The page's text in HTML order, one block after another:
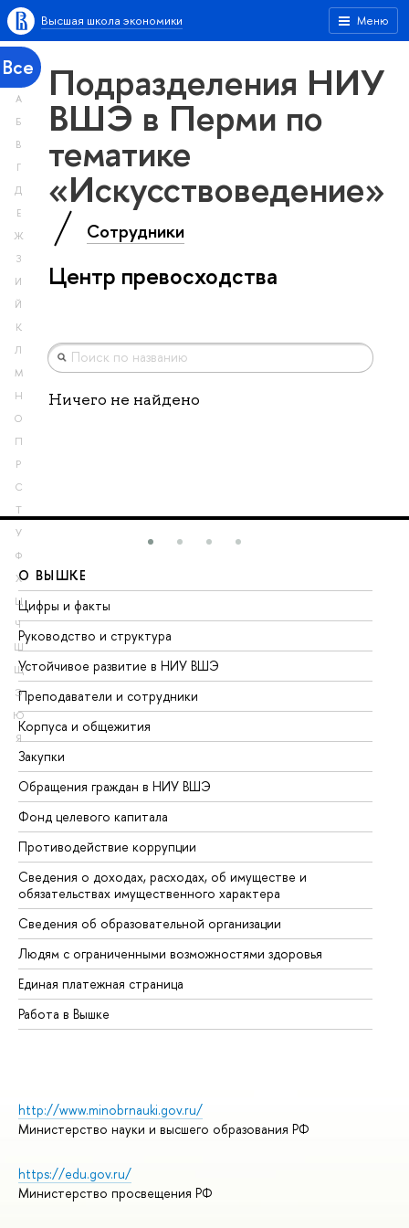
Меню
Высшая школа экономики
Все
А
Б
В
Г
Д
Е
Ж
З
И
Й
К
Л
М
Н
О
П
Р
С
Т
У
Ф
Х
Ц
Ч
Ш
Щ
Э
Ю
Я
Подразделения НИУ
ВШЭ в Перми по
тематике
«Искусствоведение»
Сотрудники
Центр превосходства
Ничего не найдено
О ВЫШКЕ
Цифры и факты
Руководство и структура
Устойчивое развитие в НИУ ВШЭ
Преподаватели и сотрудники
Корпуса и общежития
Закупки
Обращения граждан в НИУ ВШЭ
Фонд целевого капитала
Противодействие коррупции
Сведения о доходах, расходах, об имуществе и
обязательствах имущественного характера
Сведения об образовательной организации
Людям с ограниченными возможностями здоровья
Единая платежная страница
Работа в Вышке
http://www.minobrnauki.gov.ru/
Министерство науки и высшего образования РФ
https://edu.gov.ru/
Министерство просвещения РФ